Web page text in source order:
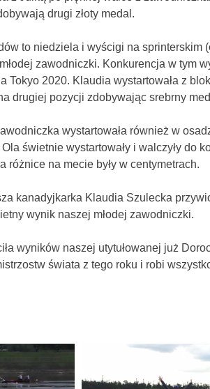
drugi złoty medal.
to niedziela i wyścigi na sprinterskim
zawodniczki. Konkurencja w tym
Tokyo 2020. Klaudia wystartowała z
drugiej pozycji zdobywając srebrny
wystartowała również w
świetnie wystartowały i walczyły do
różnice na mecie były w centymetrach.
kanadyjkarka Klaudia Szulecka
wynik naszej młodej zawodniczki.
wyników naszej utytułowanej już
świata z tego roku i robi